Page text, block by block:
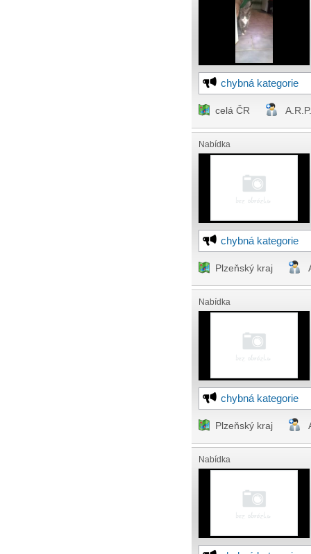
chybná kategorie
celá ČR
Nabídka
chybná kategorie
Plzeňský kraj
Nabídka
chybná kategorie
Plzeňský kraj
Nabídka